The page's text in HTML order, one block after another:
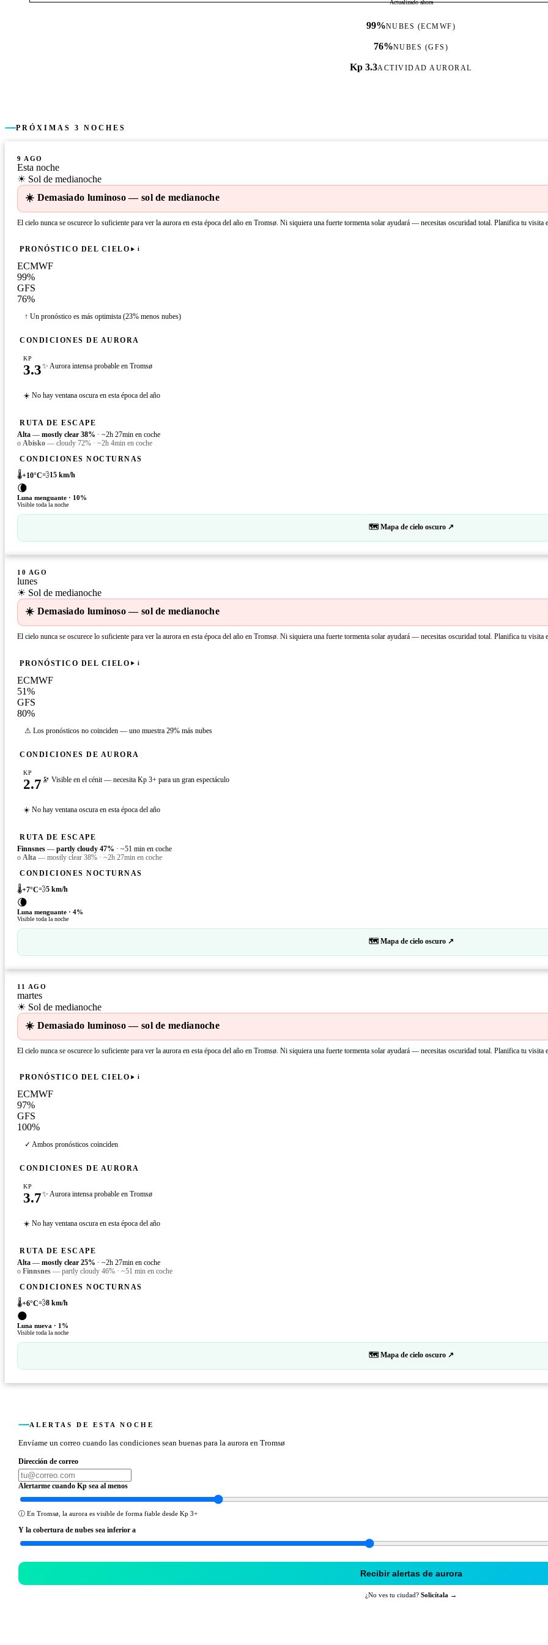
Actualizado ahora
99%NUBES (ECMWF)
76%NUBES (GFS)
Kp 3.3ACTIVIDAD AURORAL
PRÓXIMAS 3 NOCHES
9 AGO
Esta noche
☀ Sol de medianoche
☀️ Demasiado luminoso — sol de medianoche
El cielo nunca se oscurece lo suficiente para ver la aurora en esta época del año en Tromsø. Ni siquiera una fuerte tormenta solar ayudará — necesitas oscuridad total. Planifica tu visita
PRONÓSTICO DEL CIELO i
ECMWF
99%
GFS
76%
↑ Un pronóstico es más optimista (23% menos nubes)
CONDICIONES DE AURORA
KP
3.3✨ Aurora intensa probable en Tromsø
☀️ No hay ventana oscura en esta época del año
RUTA DE ESCAPE
Alta — mostly clear 38% · ~2h 27min en coche
o Abisko — cloudy 72% · ~2h 4min en coche
CONDICIONES NOCTURNAS
🌡️+10°C💨15 km/h
🌘
Luna menguante · 10%
Visible toda la noche
🗺 Mapa de cielo oscuro ↗
10 AGO
lunes
☀ Sol de medianoche
☀️ Demasiado luminoso — sol de medianoche
El cielo nunca se oscurece lo suficiente para ver la aurora en esta época del año en Tromsø. Ni siquiera una fuerte tormenta solar ayudará — necesitas oscuridad total. Planifica tu visita
PRONÓSTICO DEL CIELO i
ECMWF
51%
GFS
80%
⚠ Los pronósticos no coinciden — uno muestra 29% más nubes
CONDICIONES DE AURORA
KP
2.7 🔭 Visible en el cénit — necesita Kp 3+ para un gran espectáculo
☀️ No hay ventana oscura en esta época del año
RUTA DE ESCAPE
Finnsnes — partly cloudy 47% · ~51 min en coche
o Alta — mostly clear 38% · ~2h 27min en coche
CONDICIONES NOCTURNAS
🌡️+7°C💨5 km/h
🌘
Luna menguante · 4%
Visible toda la noche
🗺 Mapa de cielo oscuro ↗
11 AGO
martes
☀ Sol de medianoche
☀️ Demasiado luminoso — sol de medianoche
El cielo nunca se oscurece lo suficiente para ver la aurora en esta época del año en Tromsø. Ni siquiera una fuerte tormenta solar ayudará — necesitas oscuridad total. Planifica tu visita
PRONÓSTICO DEL CIELO i
ECMWF
97%
GFS
100%
✓ Ambos pronósticos coinciden
CONDICIONES DE AURORA
KP
3.7✨ Aurora intensa probable en Tromsø
☀️ No hay ventana oscura en esta época del año
RUTA DE ESCAPE
Alta — mostly clear 25% · ~2h 27min en coche
o Finnsnes — partly cloudy 46% · ~51 min en coche
CONDICIONES NOCTURNAS
🌡️+6°C💨8 km/h
🌑
Luna nueva · 1 %
Visible toda la noche
🗺 Mapa de cielo oscuro ↗
ALERTAS DE ESTA NOCHE
Envíame un correo cuando las condiciones sean buenas para la aurora en Tromsø
Dirección de correo
Alertarme cuando Kp sea al menos
ⓘ En Tromsø, la aurora es visible de forma fiable desde Kp 3+
Y la cobertura de nubes sea inferior a
Recibir alertas de aurora
¿No ves tu ciudad? Solicítala →